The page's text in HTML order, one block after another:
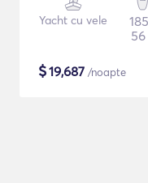
Yacht cu vele
$19,687 /noapte